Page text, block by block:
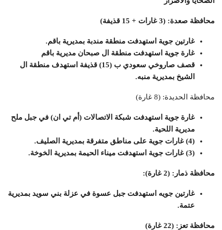
محافظة صعدة: (3 غارات + 15 قذيفة)
غارتين جوية استهدفت منطقة مندبة بمديرية باقم.
غارة جوية استهدفت منطقة ال صبحان مديرية باقم
قصف صاروخي سعودي ب (15) قذيفة استهدف منطقة ال
الشيخ بمديرية منبه.
محافظة الحديدة: (8 غارة)
غارة جوية استهدفت شبكة الاتصالات (أم تي ان) في جبل ملح
مديرية اللحية.
(4) غارات جوية على مناطق متفرقة بمديرية الصليف.
(3) غارات جوية استهدفت ميناء الحيمة بمديرية الخوخة.
محافظة ذمار: (2 غارة):
غارتين جويه استهدفت جبل عسوة في عزلة بني سويد بمديرية
عتمة.
محافظة تعز: (22 غارة)